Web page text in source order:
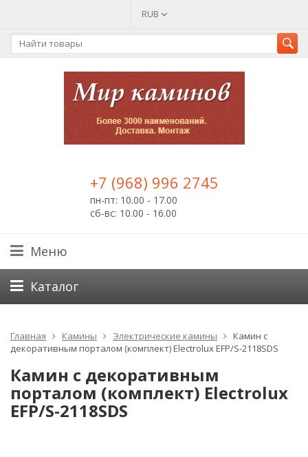
RUB
+7 (968) 996 2745
пн-пт: 10.00 - 17.00
сб-вс: 10.00 - 16.00
Меню
Каталог
Главная Камины Электрические камины
Камин с
декоративным порталом (комплект) Electrolux EFP/S-2118SDS
Камин с декоративным
порталом (комплект) Electrolux
EFP/S-2118SDS